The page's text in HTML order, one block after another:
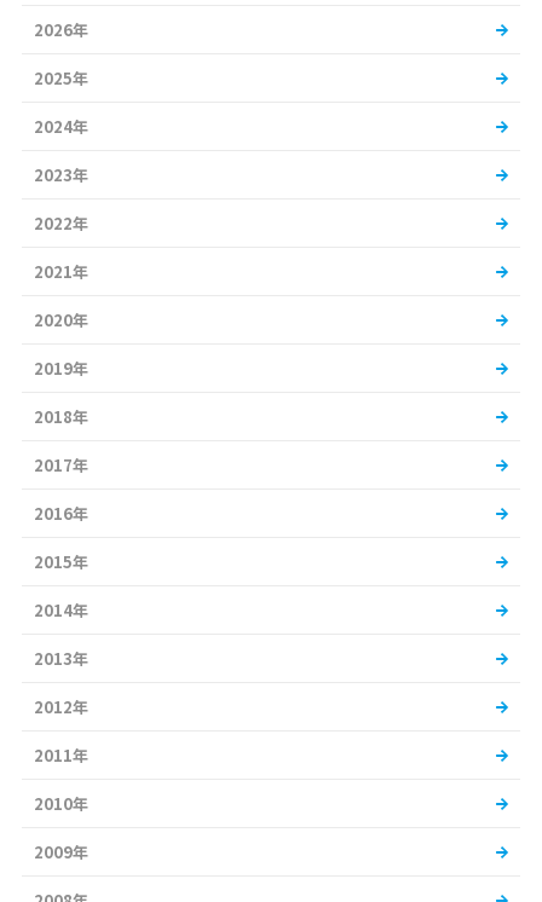
2026年
2025年
2024年
2023年
2022年
2021年
2020年
2019年
2018年
2017年
2016年
2015年
2014年
2013年
2012年
2011年
2010年
2009年